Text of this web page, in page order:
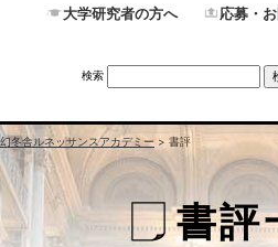
大学研究者の方へ 応募・
検索
幻冬舎ルネッサンスアカデミー > 書評
書評